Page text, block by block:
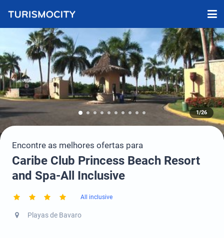
1/26
Encontre as melhores ofertas para
Caribe Club Princess Beach Resort
and Spa-All Inclusive
All inclusive
Playas de Bavaro